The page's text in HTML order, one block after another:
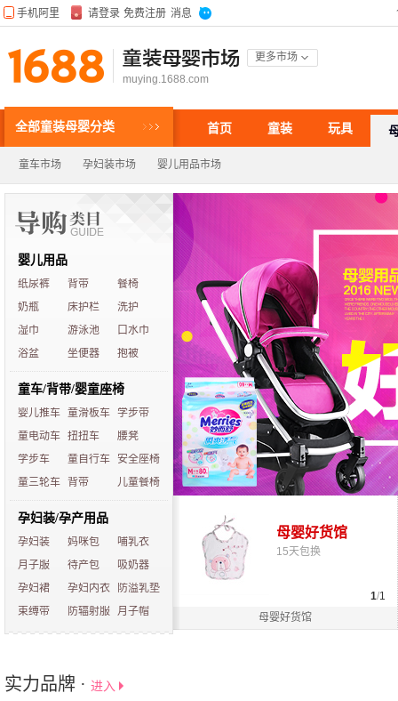
童装母婴市场
更多市场
muying.1688.com
全部童装母婴分类 首页 童装 玩具
童车市场 孕妇装市场 婴儿用品市场
婴儿用品
纸尿裤
奶瓶
湿巾
浴盆
背带
床护栏
游泳池
坐便器
餐椅
洗护
口水巾
抱被
童车/背带/婴童座椅
婴儿推车
童电动车
学步车
童三轮车
童滑板车
扭扭车
童自行车
背带
学步带
腰凳
安全座椅
儿童餐椅
孕妇装/孕产用品
孕妇装
月子服
孕妇裙
束缚带
妈咪包
待产包
孕妇内衣
防辐射服
哺乳衣
吸奶器
防溢乳垫
月子帽
母婴好货馆
15天包换
1/1
母婴好货馆
实力品牌 · 进入